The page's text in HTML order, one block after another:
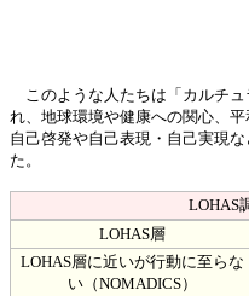
このような人たちは「カルチ
れ、地球環境や健康への関心、
自己啓発や自己表現・自己実現
た。
LOHAS
LOHAS層
LOHAS層に近いが行動に至らな
い（NOMADICS）